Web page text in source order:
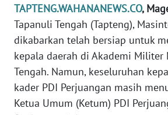
TAPTENG.WAHANANEWS.CO,
Tapanuli Tengah (Tapteng),
dikabarkan telah bersiap untuk
kepala daerah di Akademi Militer
Tengah. Namun, keseluruhan
kader PDI Perjuangan masih
Ketua Umum (Ketum) PDI
REDAKSI
KARIR
DISCLAIMER
Wahana